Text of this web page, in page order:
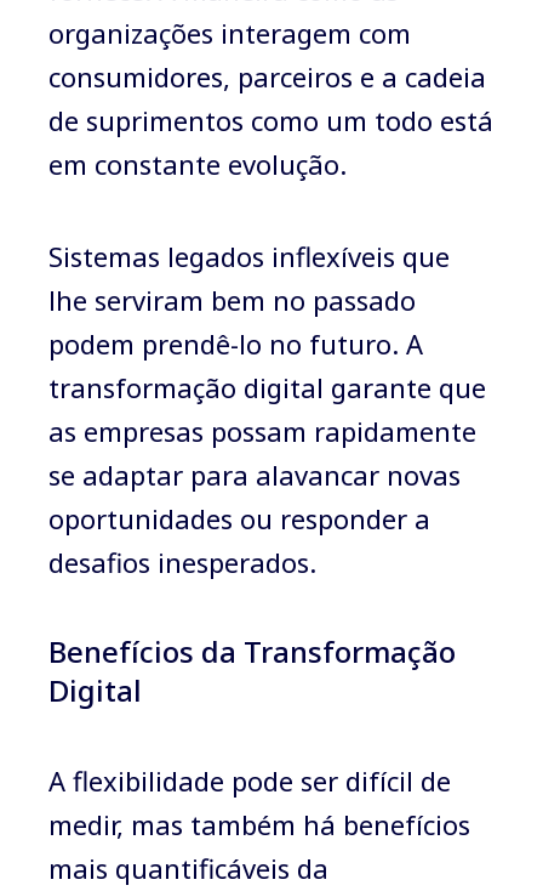
organizações interagem com
consumidores, parceiros e a cadeia
de suprimentos como um todo está
em constante evolução.
Sistemas legados inflexíveis que
lhe serviram bem no passado
podem prendê-lo no futuro. A
transformação digital garante que
as empresas possam rapidamente
se adaptar para alavancar novas
oportunidades ou responder a
desafios inesperados.
Benefícios da Transformação
Digital
A flexibilidade pode ser difícil de
medir, mas também há benefícios
mais quantificáveis ​​da